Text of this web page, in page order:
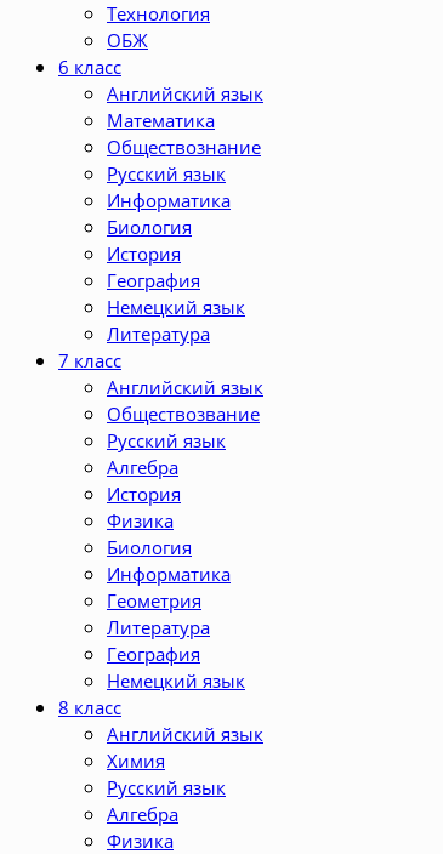
Технология
ОБЖ
6 класс
Английский язык
Математика
Обществознание
Русский язык
Информатика
Биология
История
География
Немецкий язык
Литература
7 класс
Английский язык
Обществозвание
Русский язык
Алгебра
История
Физика
Биология
Информатика
Геометрия
Литература
География
Немецкий язык
8 класс
Английский язык
Химия
Русский язык
Алгебра
Физика